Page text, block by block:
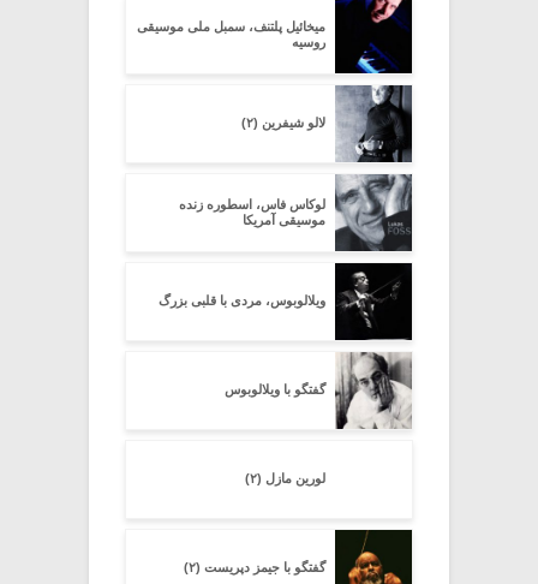
میخائیل پلتنف، سمبل ملی موسیقی
روسیه
لالو شیفرین (۲)
لوکاس فاس، اسطوره زنده
موسیقی آمریکا
ویلالوبوس، مردی با قلبی بزرگ
گفتگو با ویلالوبوس
لورین مازل (۲)
گفتگو با جیمز دپریست (۲)